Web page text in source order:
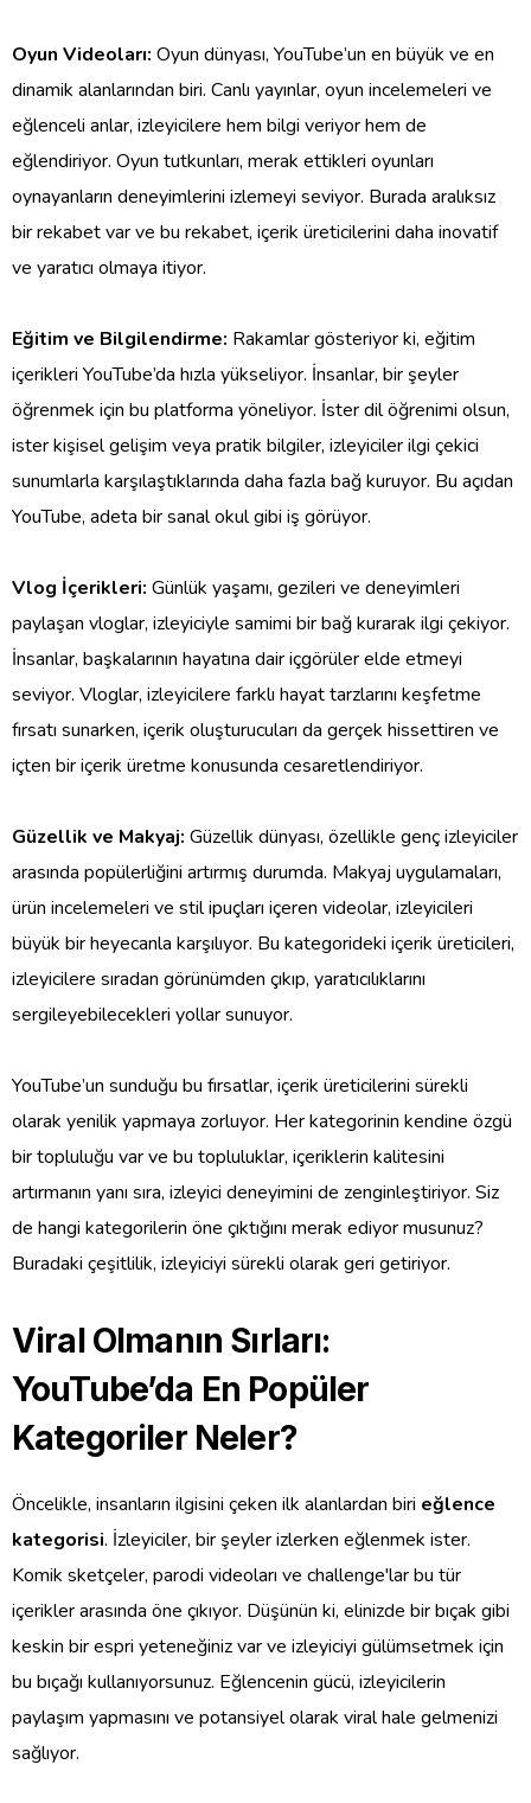
Oyun Videoları: Oyun dünyası, YouTube’un en büyük ve en
dinamik alanlarından biri. Canlı yayınlar, oyun incelemeleri ve
eğlenceli anlar, izleyicilere hem bilgi veriyor hem de
eğlendiriyor. Oyun tutkunları, merak ettikleri oyunları
oynayanların deneyimlerini izlemeyi seviyor. Burada aralıksız
bir rekabet var ve bu rekabet, içerik üreticilerini daha inovatif
ve yaratıcı olmaya itiyor.
Eğitim ve Bilgilendirme: Rakamlar gösteriyor ki, eğitim
içerikleri YouTube’da hızla yükseliyor. İnsanlar, bir şeyler
öğrenmek için bu platforma yöneliyor. İster dil öğrenimi olsun,
ister kişisel gelişim veya pratik bilgiler, izleyiciler ilgi çekici
sunumlarla karşılaştıklarında daha fazla bağ kuruyor. Bu açıdan
YouTube, adeta bir sanal okul gibi iş görüyor.
Vlog İçerikleri: Günlük yaşamı, gezileri ve deneyimleri
paylaşan vloglar, izleyiciyle samimi bir bağ kurarak ilgi çekiyor.
İnsanlar, başkalarının hayatına dair içgörüler elde etmeyi
seviyor. Vloglar, izleyicilere farklı hayat tarzlarını keşfetme
fırsatı sunarken, içerik oluşturucuları da gerçek hissettiren ve
içten bir içerik üretme konusunda cesaretlendiriyor.
Güzellik ve Makyaj: Güzellik dünyası, özellikle genç izleyiciler
arasında popülerliğini artırmış durumda. Makyaj uygulamaları,
ürün incelemeleri ve stil ipuçları içeren videolar, izleyicileri
büyük bir heyecanla karşılıyor. Bu kategorideki içerik üreticileri,
izleyicilere sıradan görünümden çıkıp, yaratıcılıklarını
sergileyebilecekleri yollar sunuyor.
YouTube’un sunduğu bu fırsatlar, içerik üreticilerini sürekli
olarak yenilik yapmaya zorluyor. Her kategorinin kendine özgü
bir topluluğu var ve bu topluluklar, içeriklerin kalitesini
artırmanın yanı sıra, izleyici deneyimini de zenginleştiriyor. Siz
de hangi kategorilerin öne çıktığını merak ediyor musunuz?
Buradaki çeşitlilik, izleyiciyi sürekli olarak geri getiriyor.
Viral Olmanın Sırları:
YouTube’da En Popüler
Kategoriler Neler?
Öncelikle, insanların ilgisini çeken ilk alanlardan biri eğlence
kategorisi. İzleyiciler, bir şeyler izlerken eğlenmek ister.
Komik sketçeler, parodi videoları ve challenge'lar bu tür
içerikler arasında öne çıkıyor. Düşünün ki, elinizde bir bıçak gibi
keskin bir espri yeteneğiniz var ve izleyiciyi gülümsetmek için
bu bıçağı kullanıyorsunuz. Eğlencenin gücü, izleyicilerin
paylaşım yapmasını ve potansiyel olarak viral hale gelmenizi
sağlıyor.